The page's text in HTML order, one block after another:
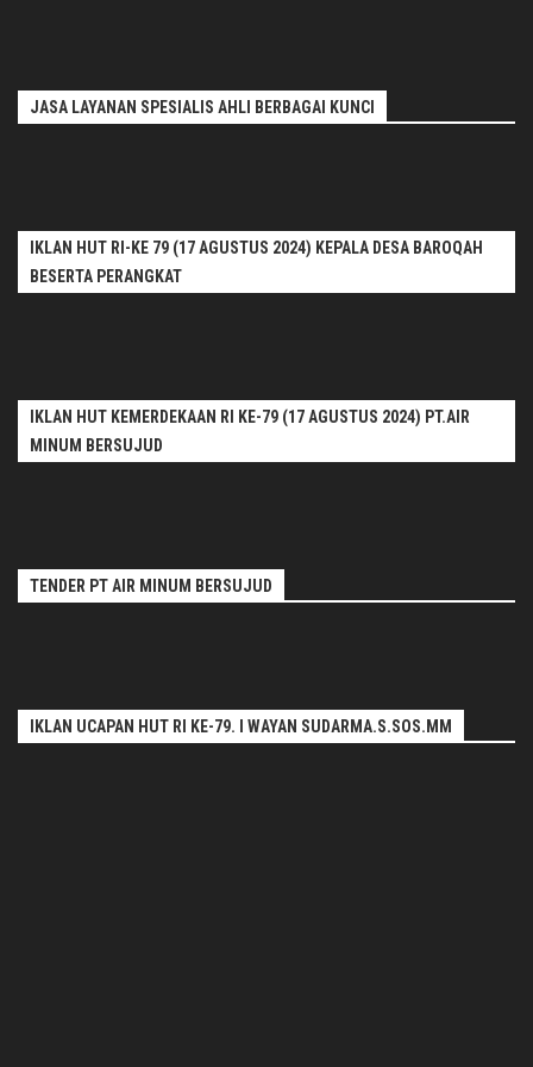
JASA LAYANAN SPESIALIS AHLI BERBAGAI KUNCI
IKLAN HUT RI-KE 79 (17 AGUSTUS 2024) KEPALA DESA BAROQAH
BESERTA PERANGKAT
IKLAN HUT KEMERDEKAAN RI KE-79 (17 AGUSTUS 2024) PT.AIR
MINUM BERSUJUD
TENDER PT AIR MINUM BERSUJUD
IKLAN UCAPAN HUT RI KE-79. I WAYAN SUDARMA.S.SOS.MM